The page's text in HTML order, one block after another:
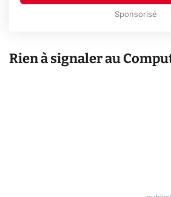
Sponsorisé
Rien à signaler au